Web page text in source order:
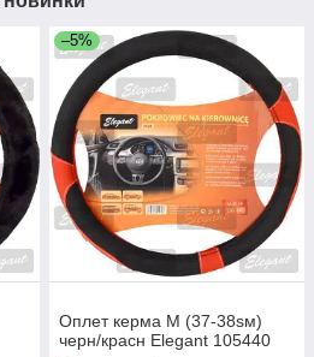
–5%
Оплет керма M (37-38sм)
черн/красн Elegant 105440